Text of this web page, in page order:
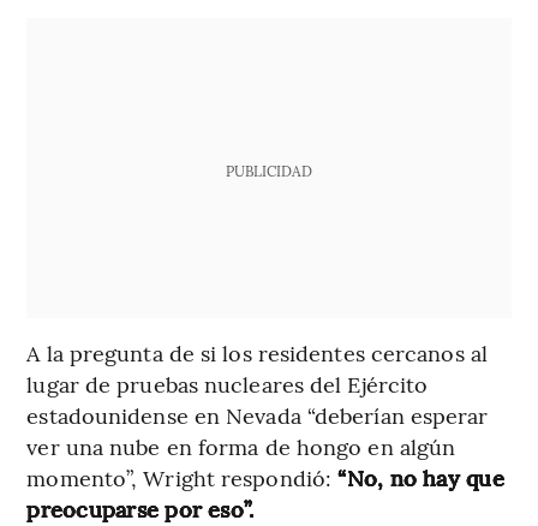
PUBLICIDAD
A la pregunta de si los residentes cercanos al
lugar de pruebas nucleares del Ejército
estadounidense en Nevada “deberían esperar
ver una nube en forma de hongo en algún
momento”, Wright respondió: “No, no hay que
preocuparse por eso”.